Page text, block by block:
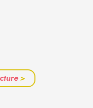
>